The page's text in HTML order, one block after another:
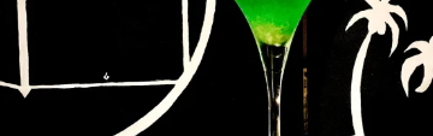
ベスト・パートナー（Best Partner）